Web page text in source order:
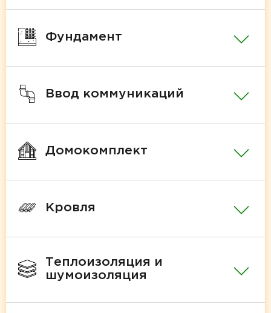
Фундамент
Ввод коммуникаций
Домокомплект
Кровля
Теплоизоляция и
шумоизоляция